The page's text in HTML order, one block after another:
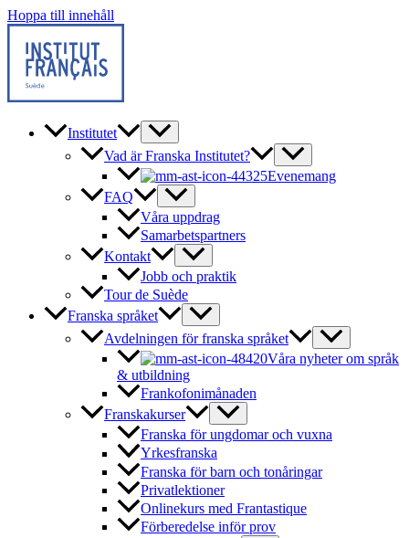
Hoppa till innehåll
Institutet
Vad är Franska Institutet?
Evenemang
FAQ
Våra uppdrag
Samarbetspartners
Kontakt
Jobb och praktik
Tour de Suède
Franska språket
Avdelningen för franska språket
Våra nyheter om språk
& utbildning
Frankofonimånaden
Franskakurser
Franska för ungdomar och vuxna
Yrkesfranska
Franska för barn och tonåringar
Privatlektioner
Onlinekurs med Frantastique
Förberedelse inför prov